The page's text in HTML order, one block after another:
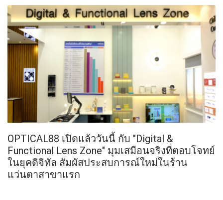
OPTICAL88 เปิดแล้ววันนี้ กับ "Digital &
Functional Lens Zone" มุมเสมือนจริงที่ตอบโจทย์
ในยุคดิจิทัล สัมผัสประสบการณ์ใหม่ในร้าน
แว่นตาสาขาแรก